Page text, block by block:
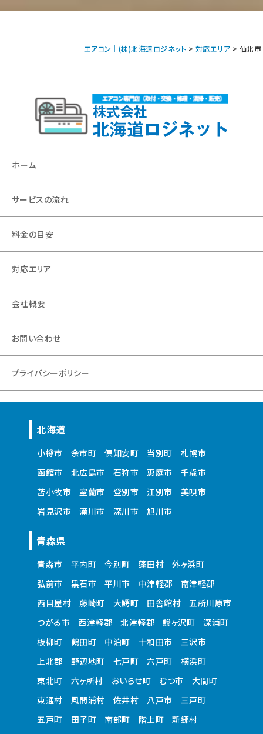
エアコン｜(株)北海道ロジネット > 対応エリア > 仙北市
ホーム
サービスの流れ
料金の目安
対応エリア
会社概要
お問い合わせ
プライバシーポリシー
北海道
小樽市 余市町 倶知安町 当別町
札幌市
函館市
北広島市 石狩市 恵庭市
千歳市
苫小牧市
室蘭市 登別市 江別市
美唄市
岩見沢市
滝川市 深川市 旭川市
青森県
青森市 平内町 今別町 蓬田村
外ヶ浜町
弘前市
黒石市 平川市 中津軽郡
南津軽郡
西目屋村
藤崎町 大鰐町 田舎館村
五所川原市
つがる市
西津軽郡 北津軽郡 鰺ヶ沢町
深浦町
板柳町
鶴田町 中泊町 十和田市
三沢市
上北郡
野辺地町 七戸町 六戸町
横浜町
東北町
六ヶ所村 おいらせ町 むつ市
大間町
東通村
風間浦村 佐井村 八戸市
三戸町
五戸町
田子町 南部町 階上町 新郷村